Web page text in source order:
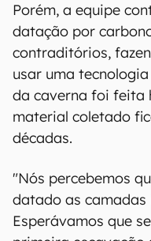
Porém, a equipe
datação por
contraditórios,
usar uma
da caverna foi feita
material coletado
décadas.
"Nós percebemos
datado as
Esperávamos que